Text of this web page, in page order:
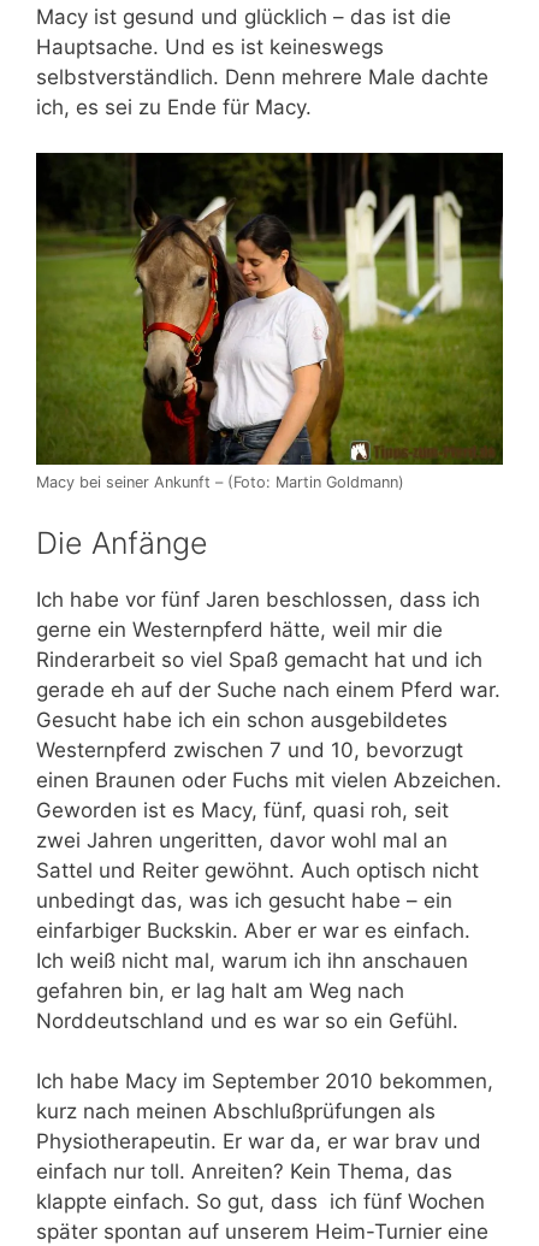
Macy ist gesund und glücklich – das ist die
Hauptsache. Und es ist keineswegs
selbstverständlich. Denn mehrere Male dachte
ich, es sei zu Ende für Macy.
Macy bei seiner Ankunft – (Foto: Martin Goldmann)
Die Anfänge
Ich habe vor fünf Jaren beschlossen, dass ich
gerne ein Westernpferd hätte, weil mir die
Rinderarbeit so viel Spaß gemacht hat und ich
gerade eh auf der Suche nach einem Pferd war.
Gesucht habe ich ein schon ausgebildetes
Westernpferd zwischen 7 und 10, bevorzugt
einen Braunen oder Fuchs mit vielen Abzeichen.
Geworden ist es Macy, fünf, quasi roh, seit
zwei Jahren ungeritten, davor wohl mal an
Sattel und Reiter gewöhnt. Auch optisch nicht
unbedingt das, was ich gesucht habe – ein
einfarbiger Buckskin. Aber er war es einfach.
Ich weiß nicht mal, warum ich ihn anschauen
gefahren bin, er lag halt am Weg nach
Norddeutschland und es war so ein Gefühl.
Ich habe Macy im September 2010 bekommen,
kurz nach meinen Abschlußprüfungen als
Physiotherapeutin. Er war da, er war brav und
einfach nur toll. Anreiten? Kein Thema, das
klappte einfach. So gut, dass ich fünf Wochen
später spontan auf unserem Heim-Turnier eine